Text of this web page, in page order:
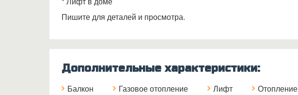
Пишите для деталей и просмотра.
Дополнительные характеристики:
Балкон Газовое отопление Лифт Отопление